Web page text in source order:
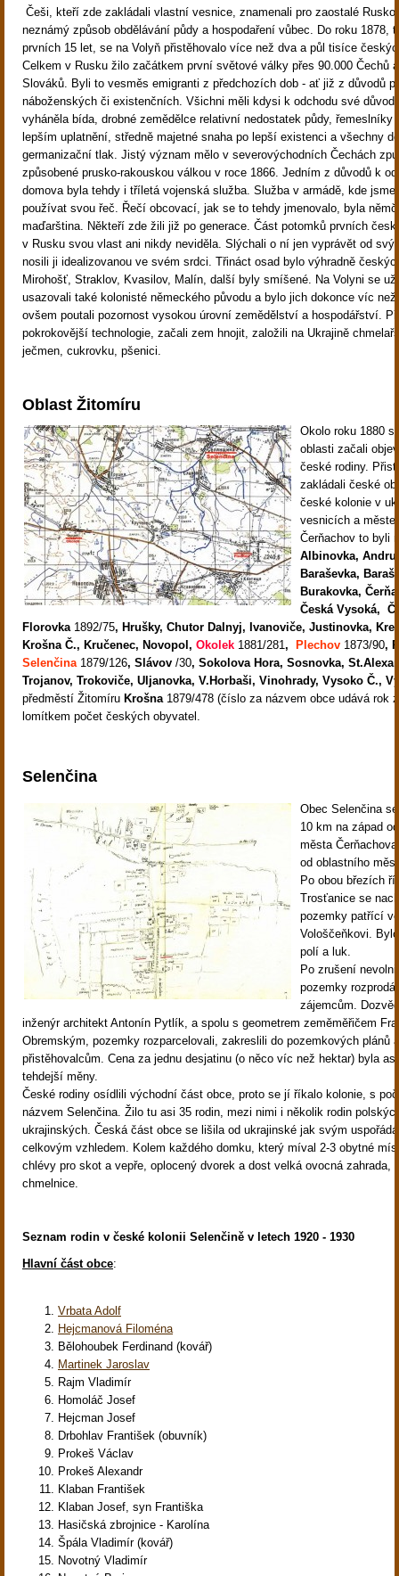
Češi, kteří zde zakládali vlastní vesnice, znamenali pro zaostalé Rusko
neznámý způsob obdělávání půdy a hospodaření vůbec. Do roku 1878,
prvních 15 let, se na Volyň přistěhovalo více než dva a půl tisíce
Celkem v Rusku žilo začátkem první světové války přes 90.000 Čechů
Slováků. Byli to vesměs emigranti z předchozích dob - ať již z důvodů
náboženských či existenčních. Všichni měli kdysi k odchodu své
vyháněla bída, drobné zemědělce relativní nedostatek půdy, řemeslníky
lepším uplatnění, středně majetné snaha po lepší existenci a všechny
germanizační tlak. Jistý význam mělo v severovýchodních Čechách
způsobené prusko-rakouskou válkou v roce 1866. Jedním z důvodů k
domova byla tehdy i tříletá vojenská služba. Služba v armádě, kde jsme
používat svou řeč. Řečí obcovací, jak se to tehdy jmenovalo, byla
maďarština. Někteří zde žili již po generace. Část potomků prvních
v Rusku svou vlast ani nikdy neviděla. Slýchali o ní jen vyprávět od
nosili ji idealizovanou ve svém srdci. Třináct osad bylo výhradně
Mirohošť, Straklov, Kvasilov, Malín, další byly smíšené. Na Volyni se
usazovali také kolonisté německého původu a bylo jich dokonce víc
ovšem poutali pozornost vysokou úrovní zemědělství a hospodářství.
pokrokovější technologie, začali zem hnojit, založili na Ukrajině
ječmen, cukrovku, pšenici.
Oblast Žitomíru
Okolo roku 1880
oblasti začali
české rodiny.
zakládali české
české kolonie v
vesnicích a
Čerňachov to byli
Albinovka,
Baraševka,
Burakovka,
Česká Vysoká,
Florovka 1892/75, Hrušky, Chutor Dalnyj, Ivanoviče, Justinovka,
Krošna Č., Kručenec, Novopol, Okolek 1881/281, Plechov 1873/90,
Selenčina 1879/126, Slávov /30, Sokolova Hora, Sosnovka,
Trojanov, Trokoviče, Uljanovka, V.Horbaši, Vinohrady, Vysoko Č.,
předměstí Žitomíru Krošna 1879/478 (číslo za názvem obce udává rok
lomítkem počet českých obyvatel.
Selenčina
Obec Selenčina
10 km na západ
města
od oblastního
Po obou březích
Trosťanice se
pozemky patřící
Vološčeňkovi.
polí a luk.
Po zrušení
pozemky
zájemcům.
inženýr architekt Antonín Pytlík, a spolu s geometrem zeměměřičem
Obremským, pozemky rozparcelovali, zakreslili do pozemkových plánů
přistěhovalcům. Cena za jednu desjatinu (o něco víc než hektar) byla
tehdejší měny.
České rodiny osídlili východní část obce, proto se jí říkalo kolonie, s
názvem Selenčina. Žilo tu asi 35 rodin, mezi nimi i několik rodin
ukrajinských. Česká část obce se lišila od ukrajinské jak svým
celkovým vzhledem. Kolem každého domku, který míval 2-3 obytné
chlévy pro skot a vepře, oplocený dvorek a dost velká ovocná zahrada,
chmelnice.
Seznam rodin v české kolonii Selenčině v letech 1920 - 1930
Hlavní část obce:
Vrbata Adolf
Hejcmanová Filoména
Bělohoubek Ferdinand (kovář)
Martinek Jaroslav
Rajm Vladimír
Homoláč Josef
Hejcman Josef
Drbohlav František (obuvník)
Prokeš Václav
Prokeš Alexandr
Klaban František
Klaban Josef, syn Františka
Hasičská zbrojnice - Karolína
Špála Vladimír (kovář)
Novotný Vladimír